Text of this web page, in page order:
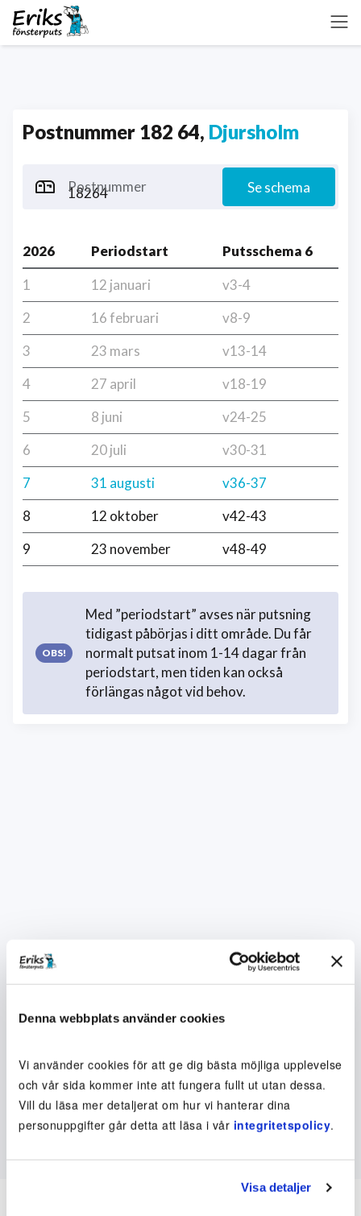
Denna webbplats använder cookies
Vi använder cookies för att ge dig bästa möjliga upplevelse
och vår sida kommer inte att fungera fullt ut utan dessa.
Vill du läsa mer detaljerat om hur vi hanterar dina
personuppgifter går detta att läsa i vår integritetspolicy.
Visa detaljer
Postnummer 182 64, Djursholm
Postnummer Se schema
2026 Periodstart
Putsschema 6
1
12 januari
v3-4
2
16 februari
v8-9
3
23 mars
v13-14
4
27 april
v18-19
5
8 juni
v24-25
6
20 juli
v30-31
7
31 augusti
v36-37
8
12 oktober
v42-43
9
23 november v48-49
Med ”periodstart” avses när putsning
tidigast påbörjas i ditt område. Du får
normalt putsat inom 1-14 dagar från
periodstart, men tiden kan också
förlängas något vid behov.